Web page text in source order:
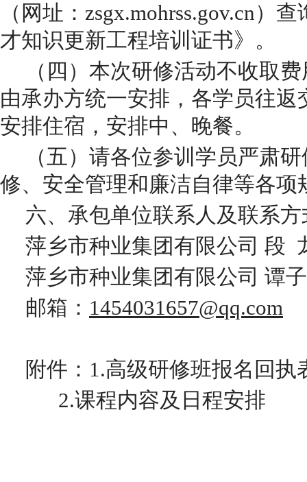
（网址：zsgx.mohrss.gov.cn）
才知识更新工程培训证书》。
（四）本次研修活动不收取
由承办方统一安排，各学员往
安排住宿，安排中、晚餐。
（五）请各位参训学员严肃
修、安全管理和廉洁自律等各项
六、 承包单位联系人及联系方
萍乡市种业集团有限公司 段
萍乡市种业集团有限公司 谭
邮箱： 1454031657@qq.com
附件：1.高级研修班报名回执
2.课程内容及日程安排